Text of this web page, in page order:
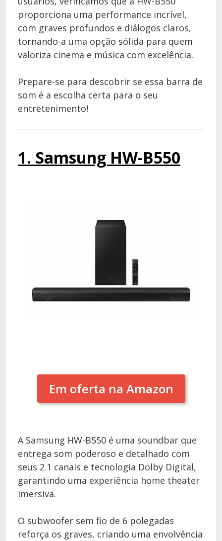
proporciona uma performance incrível,
com graves profundos e diálogos claros,
tornando-a uma opção sólida para quem
valoriza cinema e música com excelência.
Prepare-se para descobrir se essa barra de
som é a escolha certa para o seu
entretenimento!
1. Samsung HW-B550
Em oferta na Amazon
A Samsung HW-B550 é uma soundbar que
entrega som poderoso e detalhado com
seus 2.1 canais e tecnologia Dolby Digital,
garantindo uma experiência home theater
imersiva.
O subwoofer sem fio de 6 polegadas
reforça os graves, criando uma envolvência